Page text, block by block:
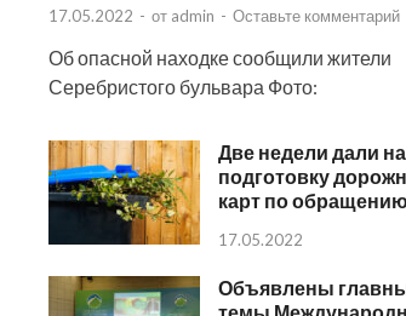
17.05.2022 - от admin - Оставьте комментарий
Об опасной находке сообщили жители
Серебристого бульвара Фото:
Две недели дали на
подготовку
карт по
17.05.2022
Объявлены